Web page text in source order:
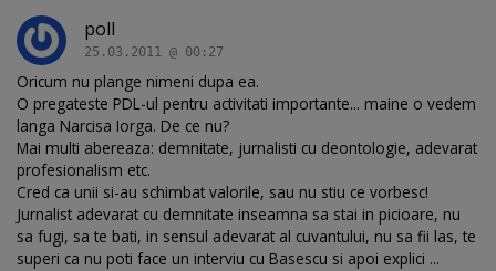
poll
25.03.2011 @ 00:27
Oricum nu plange nimeni dupa ea.
O pregateste PDL-ul pentru activitati importante... maine o vedem
langa Narcisa Iorga. De ce nu?
Mai multi abereaza: demnitate, jurnalisti cu deontologie, adevarat
profesionalism etc.
Cred ca unii si-au schimbat valorile, sau nu stiu ce vorbesc!
Jurnalist adevarat cu demnitate inseamna sa stai in picioare, nu
sa fugi, sa te bati, in sensul adevarat al cuvantului, nu sa fii las, te
superi ca nu poti face un interviu cu Basescu si apoi explici ...